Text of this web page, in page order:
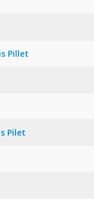
Pillet
Pilet